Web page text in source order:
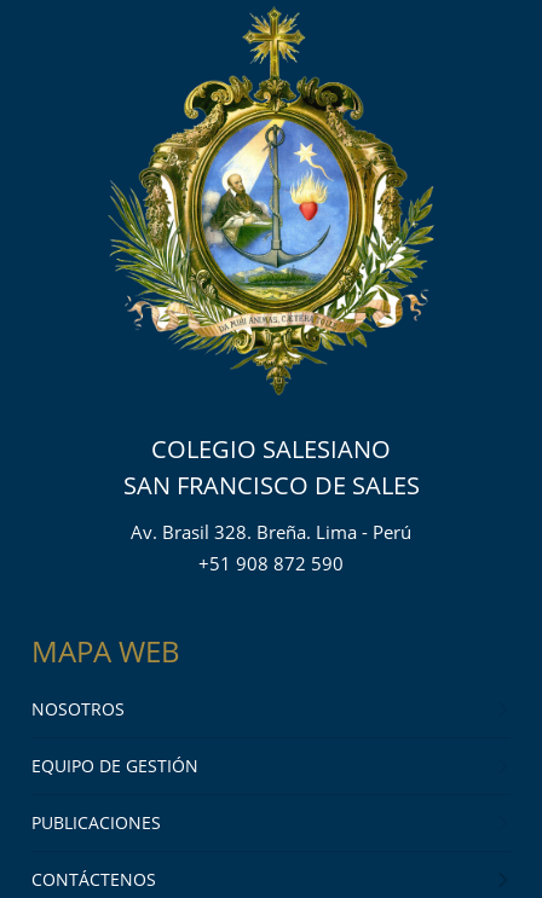
COLEGIO SALESIANO
SAN FRANCISCO DE SALES
Av. Brasil 328. Breña. Lima - Perú
+51 908 872 590
MAPA WEB
NOSOTROS
EQUIPO DE GESTIÓN
PUBLICACIONES
CONTÁCTENOS